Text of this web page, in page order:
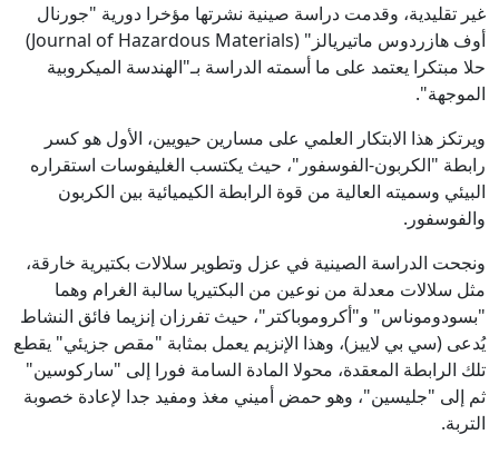
غير تقليدية، وقدمت دراسة صينية نشرتها مؤخرا دورية "جورنال
أوف هازردوس ماتيريالز" (Journal of Hazardous Materials)
حلا مبتكرا يعتمد على ما أسمته الدراسة بـ"الهندسة الميكروبية
الموجهة".
ويرتكز هذا الابتكار العلمي على مسارين حيويين، الأول هو كسر
رابطة "الكربون-الفوسفور"، حيث يكتسب الغليفوسات استقراره
البيئي وسميته العالية من قوة الرابطة الكيميائية بين الكربون
والفوسفور.
ونجحت الدراسة الصينية في عزل وتطوير سلالات بكتيرية خارقة،
مثل سلالات معدلة من نوعين من البكتيريا سالبة الغرام وهما
"بسودوموناس" و"أكروموباكتر"، حيث تفرزان إنزيما فائق النشاط
يُدعى (سي بي لاييز)، وهذا الإنزيم يعمل بمثابة "مقص جزيئي" يقطع
تلك الرابطة المعقدة، محولا المادة السامة فورا إلى "ساركوسين"
ثم إلى "جليسين"، وهو حمض أميني مغذ ومفيد جدا لإعادة خصوبة
التربة.